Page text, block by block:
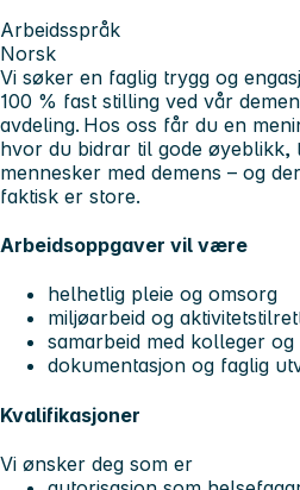
Arbeidsspråk
Norsk
Vi søker en faglig trygg og
100 % fast stilling ved vår
avdeling. Hos oss får du en
hvor du bidrar til gode
mennesker med demens – og
faktisk er store.
Arbeidsoppgaver vil være
helhetlig pleie og omsorg
miljøarbeid og
samarbeid med kolleger
dokumentasjon og faglig
Kvalifikasjoner
Vi ønsker deg som er